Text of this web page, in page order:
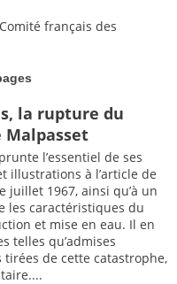
français des
la rupture du
Malpasset
l’essentiel de ses
illustrations à l’article de
juillet 1967, ainsi qu’à un
les caractéristiques du
et mise en eau. Il en
telles qu’admises
tirées de cette catastrophe,